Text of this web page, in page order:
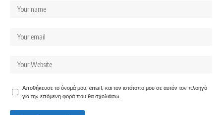
Αποθήκευσε το όνομά μου, email, και τον ιστότοπο μου σε αυτόν τον πλοηγό
για την επόμενη φορά που θα σχολιάσω.